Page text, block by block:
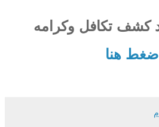
اضغط هنا